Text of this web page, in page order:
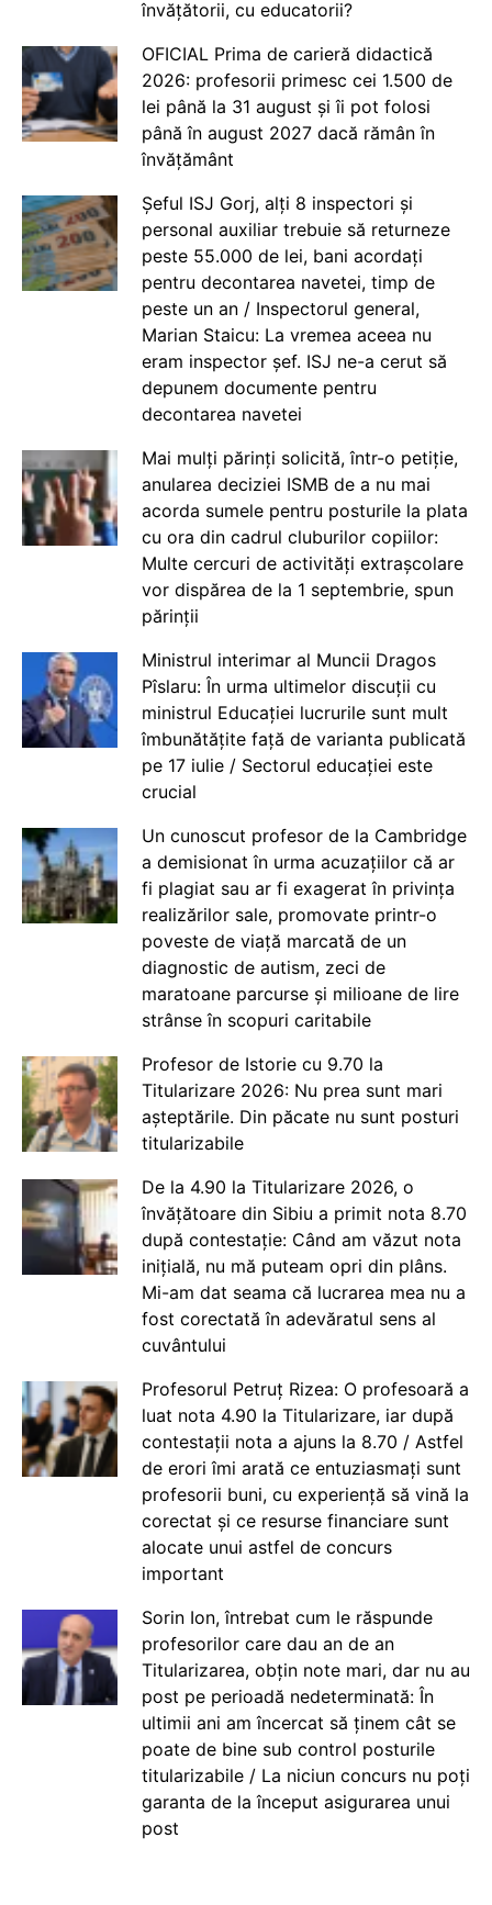
învățătorii, cu educatorii?
OFICIAL Prima de carieră didactică
2026: profesorii primesc cei 1.500 de
lei până la 31 august și îi pot folosi
până în august 2027 dacă rămân în
învățământ
Șeful ISJ Gorj, alți 8 inspectori și
personal auxiliar trebuie să returneze
peste 55.000 de lei, bani acordați
pentru decontarea navetei, timp de
peste un an / Inspectorul general,
Marian Staicu: La vremea aceea nu
eram inspector șef. ISJ ne-a cerut să
depunem documente pentru
decontarea navetei
Mai mulți părinți solicită, într-o petiție,
anularea deciziei ISMB de a nu mai
acorda sumele pentru posturile la plata
cu ora din cadrul cluburilor copiilor:
Multe cercuri de activități extrașcolare
vor dispărea de la 1 septembrie, spun
părinții
Ministrul interimar al Muncii Dragos
Pîslaru: În urma ultimelor discuții cu
ministrul Educației lucrurile sunt mult
îmbunătățite față de varianta publicată
pe 17 iulie / Sectorul educației este
crucial
Un cunoscut profesor de la Cambridge
a demisionat în urma acuzațiilor că ar
fi plagiat sau ar fi exagerat în privința
realizărilor sale, promovate printr-o
poveste de viață marcată de un
diagnostic de autism, zeci de
maratoane parcurse și milioane de lire
strânse în scopuri caritabile
Profesor de Istorie cu 9.70 la
Titularizare 2026: Nu prea sunt mari
așteptările. Din păcate nu sunt posturi
titularizabile
De la 4.90 la Titularizare 2026, o
învățătoare din Sibiu a primit nota 8.70
după contestație: Când am văzut nota
inițială, nu mă puteam opri din plâns.
Mi-am dat seama că lucrarea mea nu a
fost corectată în adevăratul sens al
cuvântului
Profesorul Petruț Rizea: O profesoară a
luat nota 4.90 la Titularizare, iar după
contestații nota a ajuns la 8.70 / Astfel
de erori îmi arată ce entuziasmați sunt
profesorii buni, cu experiență să vină la
corectat și ce resurse financiare sunt
alocate unui astfel de concurs
important
Sorin Ion, întrebat cum le răspunde
profesorilor care dau an de an
Titularizarea, obțin note mari, dar nu au
post pe perioadă nedeterminată: În
ultimii ani am încercat să ținem cât se
poate de bine sub control posturile
titularizabile / La niciun concurs nu poți
garanta de la început asigurarea unui
post